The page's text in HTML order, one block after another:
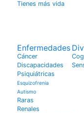
Tienes más vida
Enfermedades
Cáncer
Discapacidades
Psiquiátricas
Esquizofrenia
Autismo
Raras
Renales